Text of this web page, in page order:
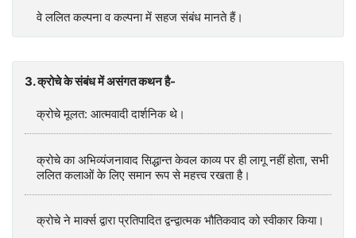
वे ललित कल्पना व कल्पना में सहज संबंध मानते हैं।
3. क्रोचे के संबंध में असंगत कथन है-
क्रोचे मूलत: आत्मवादी दार्शनिक थे।
क्रोचे का अभिव्यंजनावाद सिद्धान्त केवल काव्य पर ही लागू नहीं होता, सभी
ललित कलाओं के लिए समान रूप से महत्त्व रखता है।
क्रोचे ने मार्क्स द्वारा प्रतिपादित द्वन्द्वात्मक भौतिकवाद को स्वीकार किया।